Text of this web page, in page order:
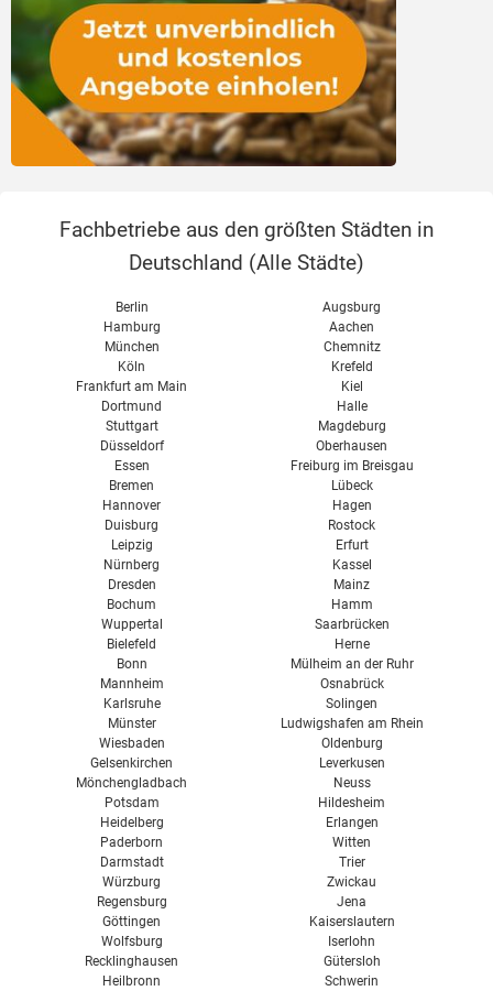
Fachbetriebe aus den größten Städten in
Deutschland (Alle Städte)
Berlin
Hamburg
München
Köln
Frankfurt am Main
Dortmund
Stuttgart
Düsseldorf
Essen
Bremen
Hannover
Duisburg
Leipzig
Nürnberg
Dresden
Bochum
Wuppertal
Bielefeld
Bonn
Mannheim
Karlsruhe
Münster
Wiesbaden
Gelsenkirchen
Mönchengladbach
Augsburg
Aachen
Chemnitz
Krefeld
Kiel
Halle
Magdeburg
Oberhausen
Freiburg im Breisgau
Lübeck
Hagen
Rostock
Erfurt
Kassel
Mainz
Hamm
Saarbrücken
Herne
Mülheim an der Ruhr
Osnabrück
Solingen
Ludwigshafen am Rhein
Oldenburg
Leverkusen
Neuss
Potsdam
Heidelberg
Paderborn
Darmstadt
Würzburg
Regensburg
Göttingen
Wolfsburg
Recklinghausen
Heilbronn
Hildesheim
Erlangen
Witten
Trier
Zwickau
Jena
Kaiserslautern
Iserlohn
Gütersloh
Schwerin